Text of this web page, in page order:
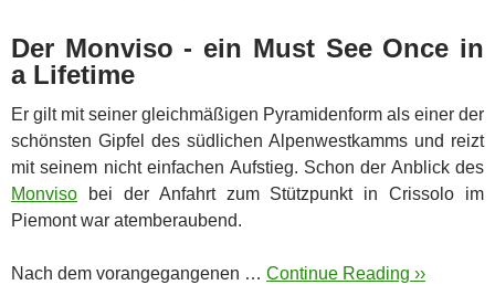
Der Monviso - ein Must See Once in
a Lifetime
Er gilt mit seiner gleichmäßigen Pyramidenform als einer der
schönsten Gipfel des südlichen Alpenwestkamms und reizt
mit seinem nicht einfachen Aufstieg. Schon der Anblick des
Monviso bei der Anfahrt zum Stützpunkt in Crissolo im
Piemont war atemberaubend.
Nach dem vorangegangenen … Continue Reading ››